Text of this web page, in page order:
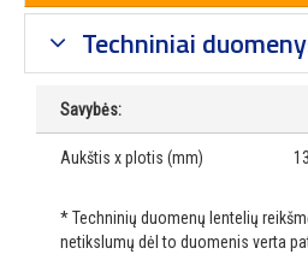
Techniniai
Savybės:
Aukštis x plotis (mm)
* Techninių duomenų lentelių
netikslumų dėl to duomenis verta